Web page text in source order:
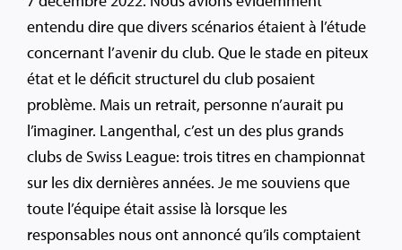
entendu dire que divers scénarios étaient à l’étude
concernant l’avenir du club. Que le stade en piteux
état et le déficit structurel du club posaient
problème. Mais un retrait, personne n’aurait pu
l’imaginer. Langenthal, c’est un des plus grands
clubs de Swiss League: trois titres en championnat
sur les dix dernières années. Je me souviens que
toute l’équipe était assise là lorsque les
responsables nous ont annoncé qu’ils comptaient